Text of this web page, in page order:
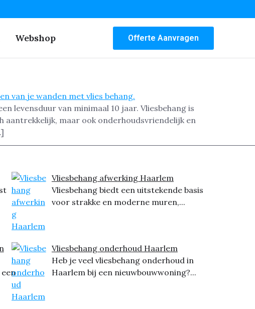
Webshop Offerte Aanvragen
levensduur van minimaal 10 jaar. Vliesbehang is
aantrekkelijk, maar ook onderhoudsvriendelijk en
Vliesbehang afwerking Haarlem
Vliesbehang biedt een uitstekende basis
voor strakke en moderne muren,...
Vliesbehang onderhoud Haarlem
Heb je veel vliesbehang onderhoud in
Haarlem bij een nieuwbouwwoning?...